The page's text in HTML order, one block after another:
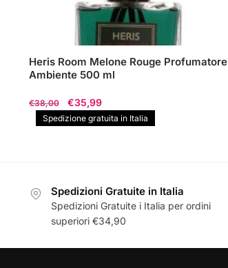
Heris Room Melone Rouge Profumatore
Ambiente 500 ml
€38,00
Il
prezzo
€35,99
prezzo
Spedizione gratuita in Italia
Spedizioni Gratuite in Italia
Spedizioni Gratuite i Italia per ordini
superiori €34,90